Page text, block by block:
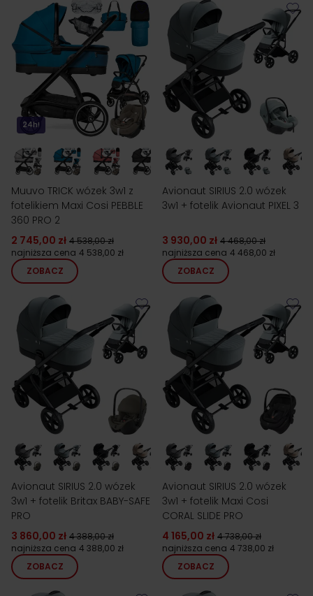
24h!
Muuvo TRICK wózek 3w1 z
fotelikiem Maxi Cosi PEBBLE
360 PRO 2
2 745,00 zł 4 538,00 zł
najniższa cena 4 538,00 zł
ZOBACZ
Avionaut SIRIUS 2.0 wózek
3w1 + fotelik Avionaut PIXEL 3
3 930,00 zł 4 468,00 zł
najniższa cena 4 468,00 zł
ZOBACZ
Avionaut SIRIUS 2.0 wózek
3w1 + fotelik Britax BABY-SAFE
PRO
3 860,00 zł 4 388,00 zł
najniższa cena 4 388,00 zł
ZOBACZ
Avionaut SIRIUS 2.0 wózek
3w1 + fotelik Maxi Cosi
CORAL SLIDE PRO
4 165,00 zł 4 738,00 zł
najniższa cena 4 738,00 zł
ZOBACZ